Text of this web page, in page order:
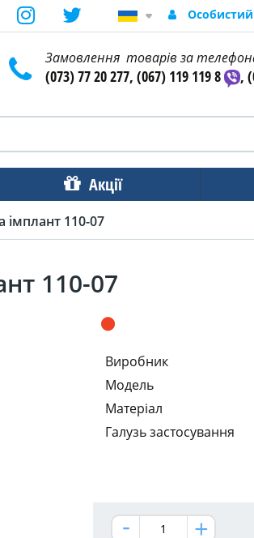
Особистий
Замовлення товарів за
(073) 77 20 277, (067) 119 119 8 ,
Акції
імплант 110-07
110-07
Виробник
Модель
Матеріал
Галузь застосування